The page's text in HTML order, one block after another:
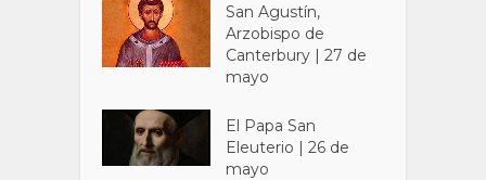
San Agustín,
Arzobispo de
Canterbury | 27 de
mayo
El Papa San
Eleuterio | 26 de
mayo